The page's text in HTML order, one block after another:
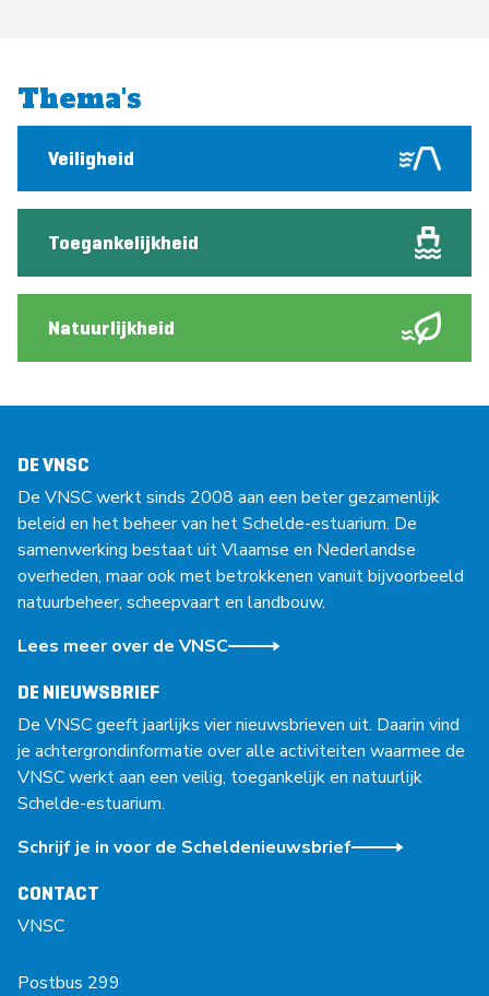
Thema's
Veiligheid
Toegankelijkheid
Natuurlijkheid
DE VNSC
De VNSC werkt sinds 2008 aan een beter gezamenlijk
beleid en het beheer van het Schelde-estuarium. De
samenwerking bestaat uit Vlaamse en Nederlandse
overheden, maar ook met betrokkenen vanuit bijvoorbeeld
natuurbeheer, scheepvaart en landbouw.
Lees meer over de VNSC
DE NIEUWSBRIEF
De VNSC geeft jaarlijks vier nieuwsbrieven uit. Daarin vind
je achtergrondinformatie over alle activiteiten waarmee de
VNSC werkt aan een veilig, toegankelijk en natuurlijk
Schelde-estuarium.
Schrijf je in voor de Scheldenieuwsbrief
CONTACT
VNSC
Postbus 299